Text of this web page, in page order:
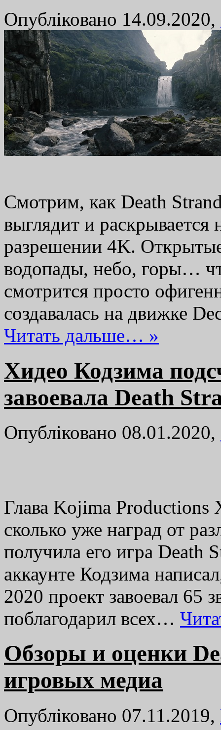
Опубліковано 14.09.2020,
Смотрим, как Death
выглядит и
разрешении 4K.
водопады, небо, горы…
смотрится просто
создавалась на движке
Читать дальше… »
Хидео Кодзима
завоевала Death
Опубліковано 08.01.2020,
Глава Kojima Productions
сколько уже наград от
получила его игра Death
аккаунте Кодзима
2020 проект завоевал 65
поблагодарил всех…
Обзоры и оценки
игровых медиа
Опубліковано 07.11.2019,